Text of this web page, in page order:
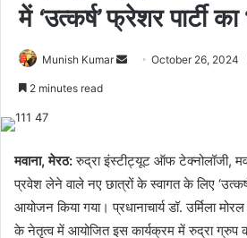
में ‘उत्कर्ष’ फ्रेशर पार्टी
Munish Kumar
SendOctober 26, 2024
2 minutes read
मवाना, मेरठ:रुद्रा इंस्टीट्यूट ऑफ टेक्नोलॉजी,
प्रवेश लेने वाले नए छात्रों के स्वागत के लिए
आयोजन किया गया। प्रधानाचार्य डॉ. उर्मिला
के नेतृत्व में आयोजित इस कार्यक्रम में रुद्रा ग्रुप